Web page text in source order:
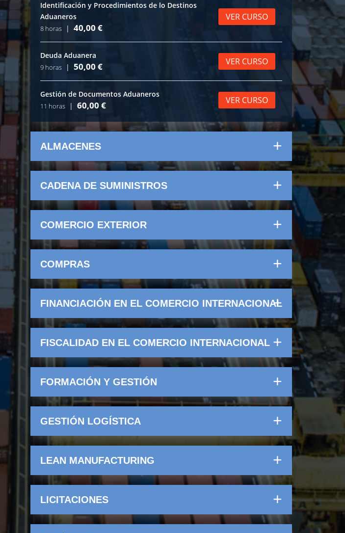
Identificación y Procedimientos de lo Destinos
Aduaneros
8 horas | 40,00€
VER CURSO
Deuda Aduanera
9 horas | 50,00€ VER CURSO
Gestión de Documentos Aduaneros
11 horas | 60,00€ VER CURSO
ALMACENES
CADENA DE SUMINISTROS
COMERCIO EXTERIOR
COMPRAS
FINANCIACIÓN EN EL COMERCIO INTERNACIONAL
FISCALIDAD EN EL COMERCIO INTERNACIONAL
FORMACIÓN Y GESTIÓN
GESTIÓN LOGÍSTICA
LEAN MANUFACTURING
LICITACIONES